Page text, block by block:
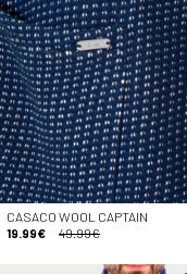
CASACO WOOL CAPTAIN
19.99€
49.99€